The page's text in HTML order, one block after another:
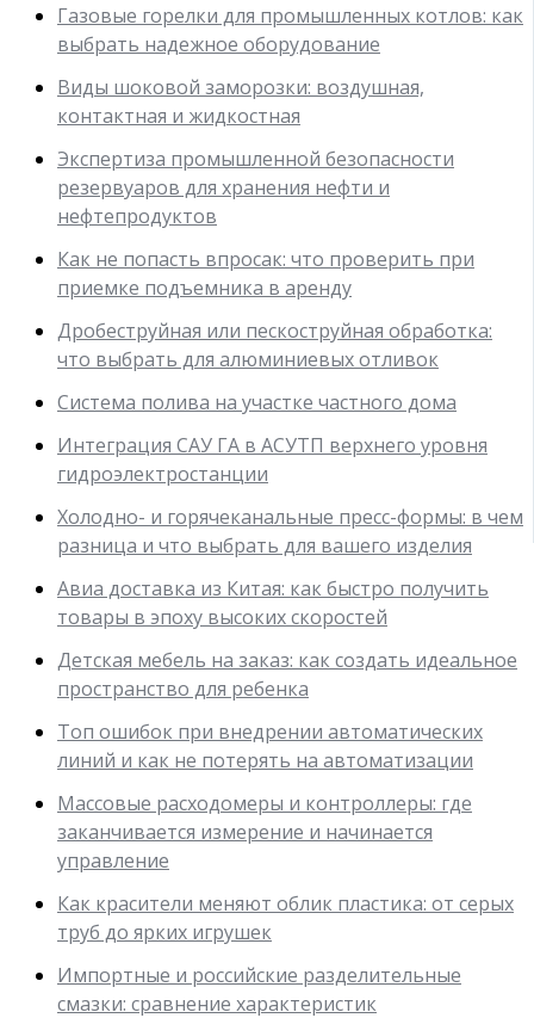
Газовые горелки для промышленных котлов: как
выбрать надежное оборудование
Виды шоковой заморозки: воздушная,
контактная и жидкостная
Экспертиза промышленной безопасности
резервуаров для хранения нефти и
нефтепродуктов
Как не попасть впросак: что проверить при
приемке подъемника в аренду
Дробеструйная или пескоструйная обработка:
что выбрать для алюминиевых отливок
Система полива на участке частного дома
Интеграция САУ ГА в АСУТП верхнего уровня
гидроэлектростанции
Холодно- и горячеканальные пресс-формы: в чем
разница и что выбрать для вашего изделия
Авиа доставка из Китая: как быстро получить
товары в эпоху высоких скоростей
Детская мебель на заказ: как создать идеальное
пространство для ребенка
Топ ошибок при внедрении автоматических
линий и как не потерять на автоматизации
Массовые расходомеры и контроллеры: где
заканчивается измерение и начинается
управление
Как красители меняют облик пластика: от серых
труб до ярких игрушек
Импортные и российские разделительные
смазки: сравнение характеристик